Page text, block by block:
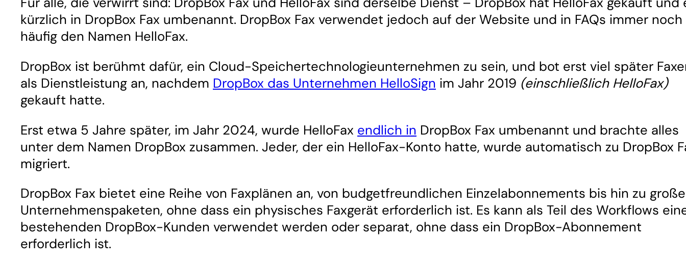
kürzlich in DropBox Fax umbenannt. DropBox Fax verwendet jedoch auf der Website und in FAQs immer noch
häufig den Namen HelloFax.
DropBox ist berühmt dafür, ein Cloud-Speichertechnologieunternehmen zu sein, und bot erst viel später
als Dienstleistung an, nachdem DropBox das Unternehmen HelloSign im Jahr 2019 (einschließlich HelloFax)
gekauft hatte.
Erst etwa 5 Jahre später, im Jahr 2024, wurde HelloFax endlich in DropBox Fax umbenannt und brachte alles
unter dem Namen DropBox zusammen. Jeder, der ein HelloFax-Konto hatte, wurde automatisch zu DropBox
migriert.
DropBox Fax bietet eine Reihe von Faxplänen an, von budgetfreundlichen Einzelabonnements bis hin zu
Unternehmenspaketen, ohne dass ein physisches Faxgerät erforderlich ist. Es kann als Teil des Workflows
bestehenden DropBox-Kunden verwendet werden oder separat, ohne dass ein DropBox-Abonnement
erforderlich ist.